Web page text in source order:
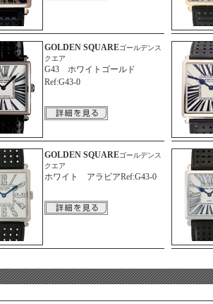
GOLDEN SQUAREゴールデンス
クエア
G43 ホワイトゴールド
Ref:G43-0
GOLDEN SQUAREゴールデンス
クエア
ホワイト アラビアRef:G43-0